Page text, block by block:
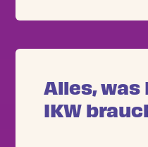
Alles, was
IKW